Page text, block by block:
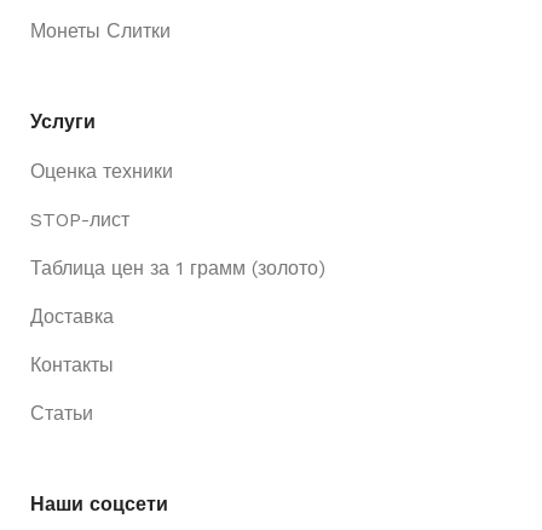
Монеты Слитки
Услуги
Оценка техники
STOP-лист
Таблица цен за 1 грамм (золото)
Доставка
Контакты
Статьи
Наши соцсети